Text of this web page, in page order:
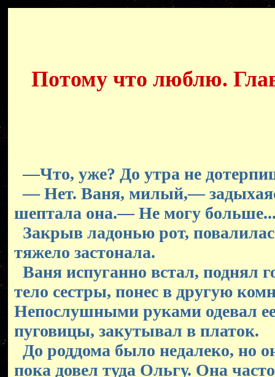
Потому что люблю.
—Что, уже? До утра не
— Нет. Ваня, милый,—
шептала она.— Не могу
Закрыв ладонью рот,
тяжело застонала.
Ваня испуганно встал, поднял
тело сестры, понес в другую
Непослушными руками одевал
пуговицы, закутывал в платок.
До роддома было недалеко, но
пока довел туда Ольгу. Она часто